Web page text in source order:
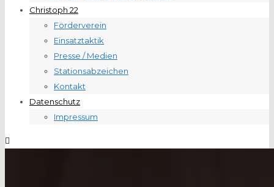
Christoph 22
Förderverein
Einsatztaktik
Presse / Medien
Stationsabzeichen
Kontakt
Datenschutz
Impressum